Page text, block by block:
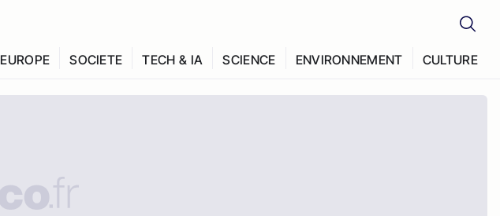
EUROPE SOCIETE TECH & IA SCIENCE ENVIRONNEMENT CULTURE